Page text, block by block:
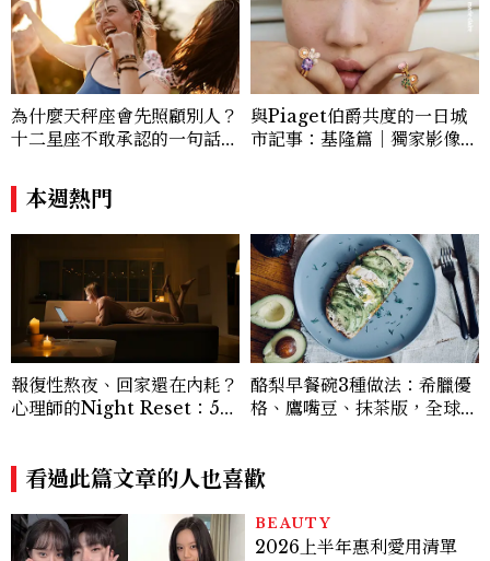
為什麼天秤座會先照顧別人？
十二星座不敢承認的一句話，
之後想很久
與Piaget伯爵共度的一日城
市記事：基隆篇｜獨家影像故
本週熱門
報復性熬夜、回家還在內耗？
心理師的Night Reset：5個
酪梨早餐碗3種做法：希臘優
格、鷹嘴豆、抹茶版，全球C
看過此篇文章的人也喜歡
BEAUTY
2026上半年惠利愛用清單